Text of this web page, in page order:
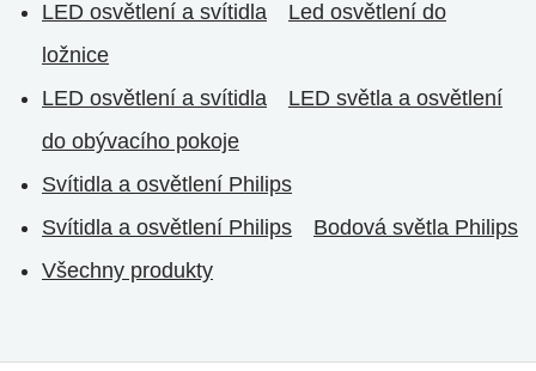
LED osvětlení a svítidla
Led osvětlení do
ložnice
LED osvětlení a svítidla
LED světla a osvětlení
do obývacího pokoje
Svítidla a osvětlení Philips
Svítidla a osvětlení Philips
Bodová světla Philips
Všechny produkty